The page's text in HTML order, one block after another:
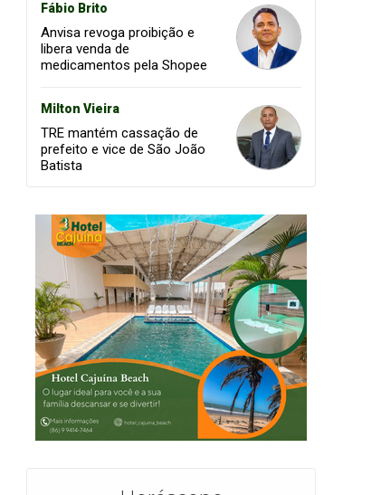
Fábio Brito
Anvisa revoga proibição e
libera venda de
medicamentos pela Shopee
Milton Vieira
TRE mantém cassação de
prefeito e vice de São João
Batista